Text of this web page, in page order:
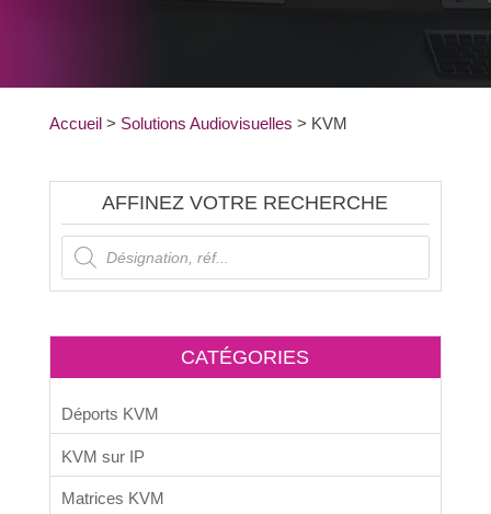
Accueil> Solutions Audiovisuelles > KVM
AFFINEZ VOTRE RECHERCHE
Recherche
de
produits
CATÉGORIES
Déports KVM
KVM sur IP
Matrices KVM